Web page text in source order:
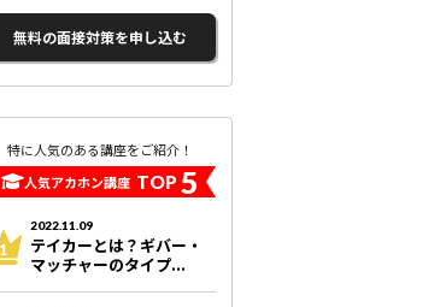
無料の面接対策を申し込む
特に人気のある講座をご紹介！
人気アカホン講座 TOP 5
2022.11.09
テイカーとは？ギバー・
マッチャーのタイプ...